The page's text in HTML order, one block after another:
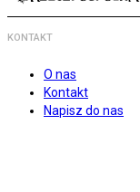
KONTAKT
O nas
Kontakt
Napisz do nas